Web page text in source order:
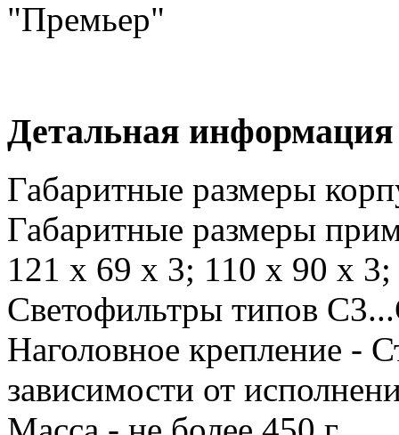
Детальная информация
Габаритные размеры
Габаритные размеры
121 х 69 х 3; 110 х 90 х
Светофильтры типов
Наголовное крепление -
зависимости от